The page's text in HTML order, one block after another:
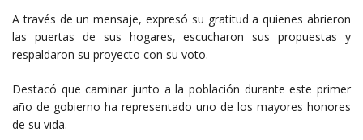
A través de un mensaje, expresó su gratitud a quienes abrieron
las puertas de sus hogares, escucharon sus propuestas y
respaldaron su proyecto con su voto.
Destacó que caminar junto a la población durante este primer
año de gobierno ha representado uno de los mayores honores
de su vida.